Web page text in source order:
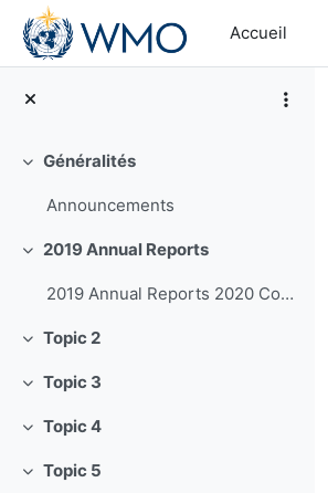
Passer au contenu principal
Accueil
Replier
Généralités
Announcements
Replier
2019 Annual Reports
2019 Annual Reports 2020 Course Offerings
Replier
Topic 2
Replier
Topic 3
Replier
Topic 4
Replier
Topic 5